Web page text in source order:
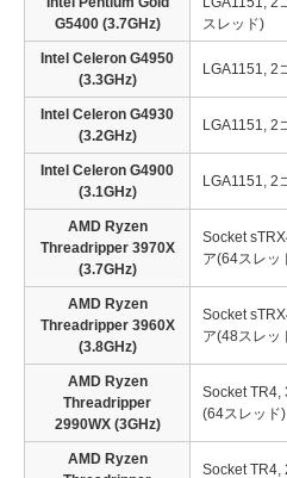
G5400 (3.7GHz)
スレッド)
Intel Celeron G4950
(3.3GHz)
LGA1151, 2
Intel Celeron G4930
(3.2GHz)
LGA1151, 2
Intel Celeron G4900
(3.1GHz)
LGA1151, 2
AMD Ryzen
Threadripper 3970X
(3.7GHz)
Socket
ア(64スレッ
AMD Ryzen
Threadripper 3960X
(3.8GHz)
Socket
ア(48スレッ
AMD Ryzen
Threadripper
2990WX (3GHz)
Socket TR4,
(64スレッド)
AMD Ryzen
Socket TR4,